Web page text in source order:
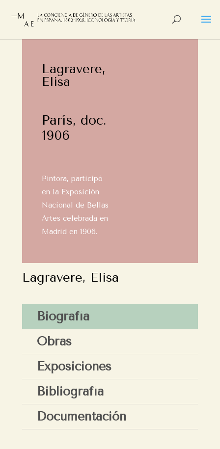
Lagravere,
Elisa
París, doc.
1906
Pintora, participó
en la Exposición
Nacional de Bellas
Artes celebrada en
Madrid en 1906.
Lagravere, Elisa
Biografía
Obras
Exposiciones
Bibliografía
Documentación